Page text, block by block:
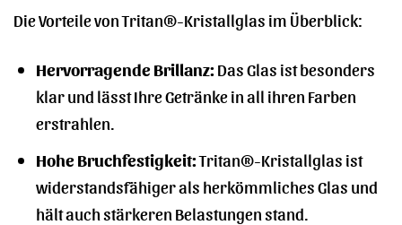
Die Vorteile von Tritan®-Kristallglas im Überblick:
Hervorragende Brillanz:Das Glas ist besonders
klar und lässt Ihre Getränke in all ihren Farben
erstrahlen.
Hohe Bruchfestigkeit:Tritan®-Kristallglas ist
widerstandsfähiger als herkömmliches Glas und
hält auch stärkeren Belastungen stand.